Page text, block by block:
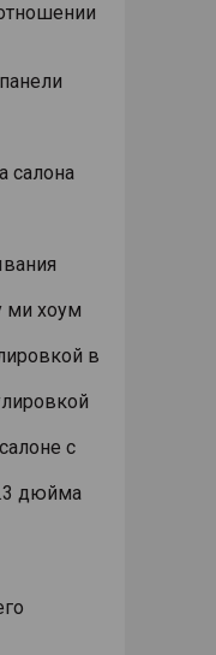
салона
ми хоум
в
с
дюйма